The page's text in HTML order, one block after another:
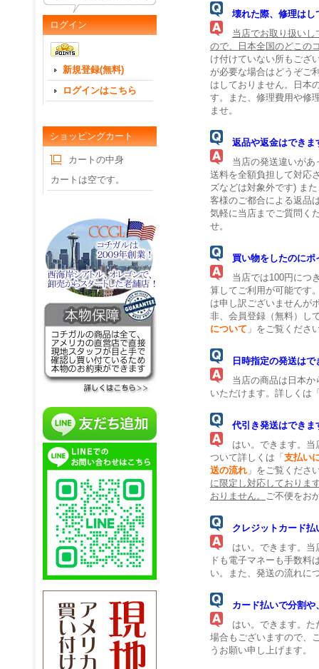
ログイン
新規登録(無料)
ログインはこちら
ショッピングカート
カートの中身
カートは空です。
壊れた際、修理はし
当店でお取り扱い
ので、日本全国のどこの
け付けていない所もござ
が必要な場合はどうぞご
はしておりません。日本
す。また、修理費用や修
ませ。
返品や返金はできま
当店の発送違いがあ
送料を全額負担して対応
ズなどは対象外です) ま
客様のご都合による返品
気軽に当店までご質問く
せ。
買い物をしたのに
当店では100円につ
算してご利用が可能です
は申し訳ございませんが
非、会員登録（無料）し
について 」をご覧くださ
日時指定の発送はで
当店の商品は日本か
いただけます。詳しくは
代引き発送はできま
はい。できます。当
ついて詳しくは「 支払い
送の流れ 」をご覧くださ
に限定し対応しておりま
おりません。 ご不便をお
クレジットカード
はい。できます。当
ドも電子マネーも手数料
い。また、発送の流れに
カード払いで分割
はい。できます。た
場合もございますので、
うお願い申し上げます。